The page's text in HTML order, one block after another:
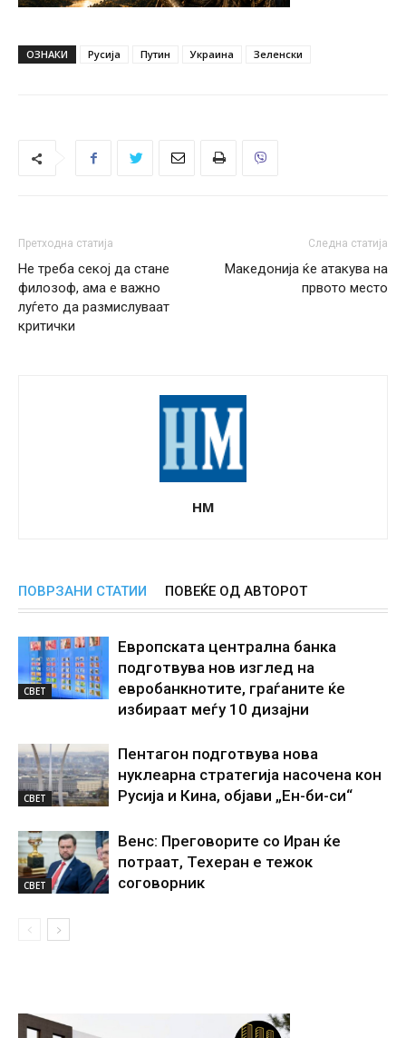
ОЗНАКИ Русија Путин Украина Зеленски
Претходна статија
Не треба секој да стане
филозоф, ама е важно
луѓето да размислуваат
критички
Следна статија
Македонија ќе атакува на
првото место
НМ
ПОВРЗАНИ СТАТИИ ПОВЕЌЕ ОД АВТОРОТ
СВЕТ
Европската централна банка
подготвува нов изглед на
евробанкнотите, граѓаните ќе
избираат меѓу 10 дизајни
СВЕТ
Пентагон подготвува нова
нуклеарна стратегија насочена кон
Русија и Кина, објави „Ен-би-си“
СВЕТ
Венс: Преговорите со Иран ќе
потраат, Техеран е тежок
соговорник